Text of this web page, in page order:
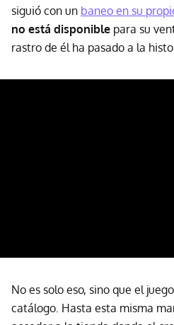
siguió con un baneo en su
no está disponible para su
rastro de él ha pasado a la
No es solo eso, sino que el
catálogo. Hasta esta misma